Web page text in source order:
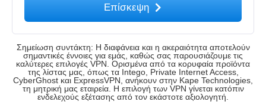
Επίσκεψη
Σημείωση συντάκτη: Η διαφάνεια και η ακεραιότητα αποτελούν
σημαντικές έννοιες για εμάς, καθώς σας παρουσιάζουμε τις
καλύτερες επιλογές VPN. Ορισμένα από τα κορυφαία προϊόντα
της λίστας μας, όπως τα Intego, Private Internet Access,
CyberGhost και ExpressVPN, ανήκουν στην Kape Technologies,
τη μητρική μας εταιρεία. Η επιλογή των VPN γίνεται κατόπιν
ενδελεχούς εξέτασης από τον εκάστοτε αξιολογητή.